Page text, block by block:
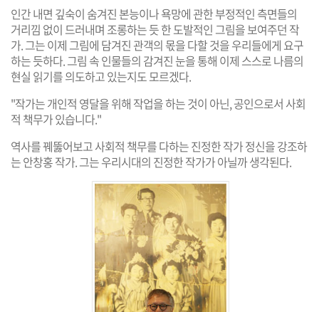
인간 내면 깊숙이 숨겨진 본능이나 욕망에 관한 부정적인 측면들의
거리낌 없이 드러내며 조롱하는 듯 한 도발적인 그림을 보여주던 작
가. 그는 이제 그림에 담겨진 관객의 몫을 다할 것을 우리들에게 요구
하는 듯하다. 그림 속 인물들의 감겨진 눈을 통해 이제 스스로 나름의
현실 읽기를 의도하고 있는지도 모르겠다.
"작가는 개인적 영달을 위해 작업을 하는 것이 아닌, 공인으로서 사회
적 책무가 있습니다."
역사를 꿰뚫어보고 사회적 책무를 다하는 진정한 작가 정신을 강조하
는 안창홍 작가. 그는 우리시대의 진정한 작가가 아닐까 생각된다.